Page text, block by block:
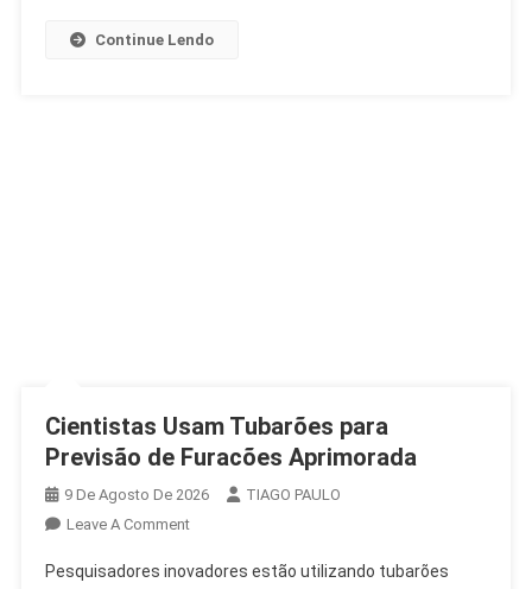
Continue Lendo
Cientistas Usam Tubarões para
Previsão de Furacões Aprimorada
9 De Agosto De 2026
TIAGO PAULO
Leave A CommentOn
Usam
Pesquisadores inovadores estão utilizando tubarões